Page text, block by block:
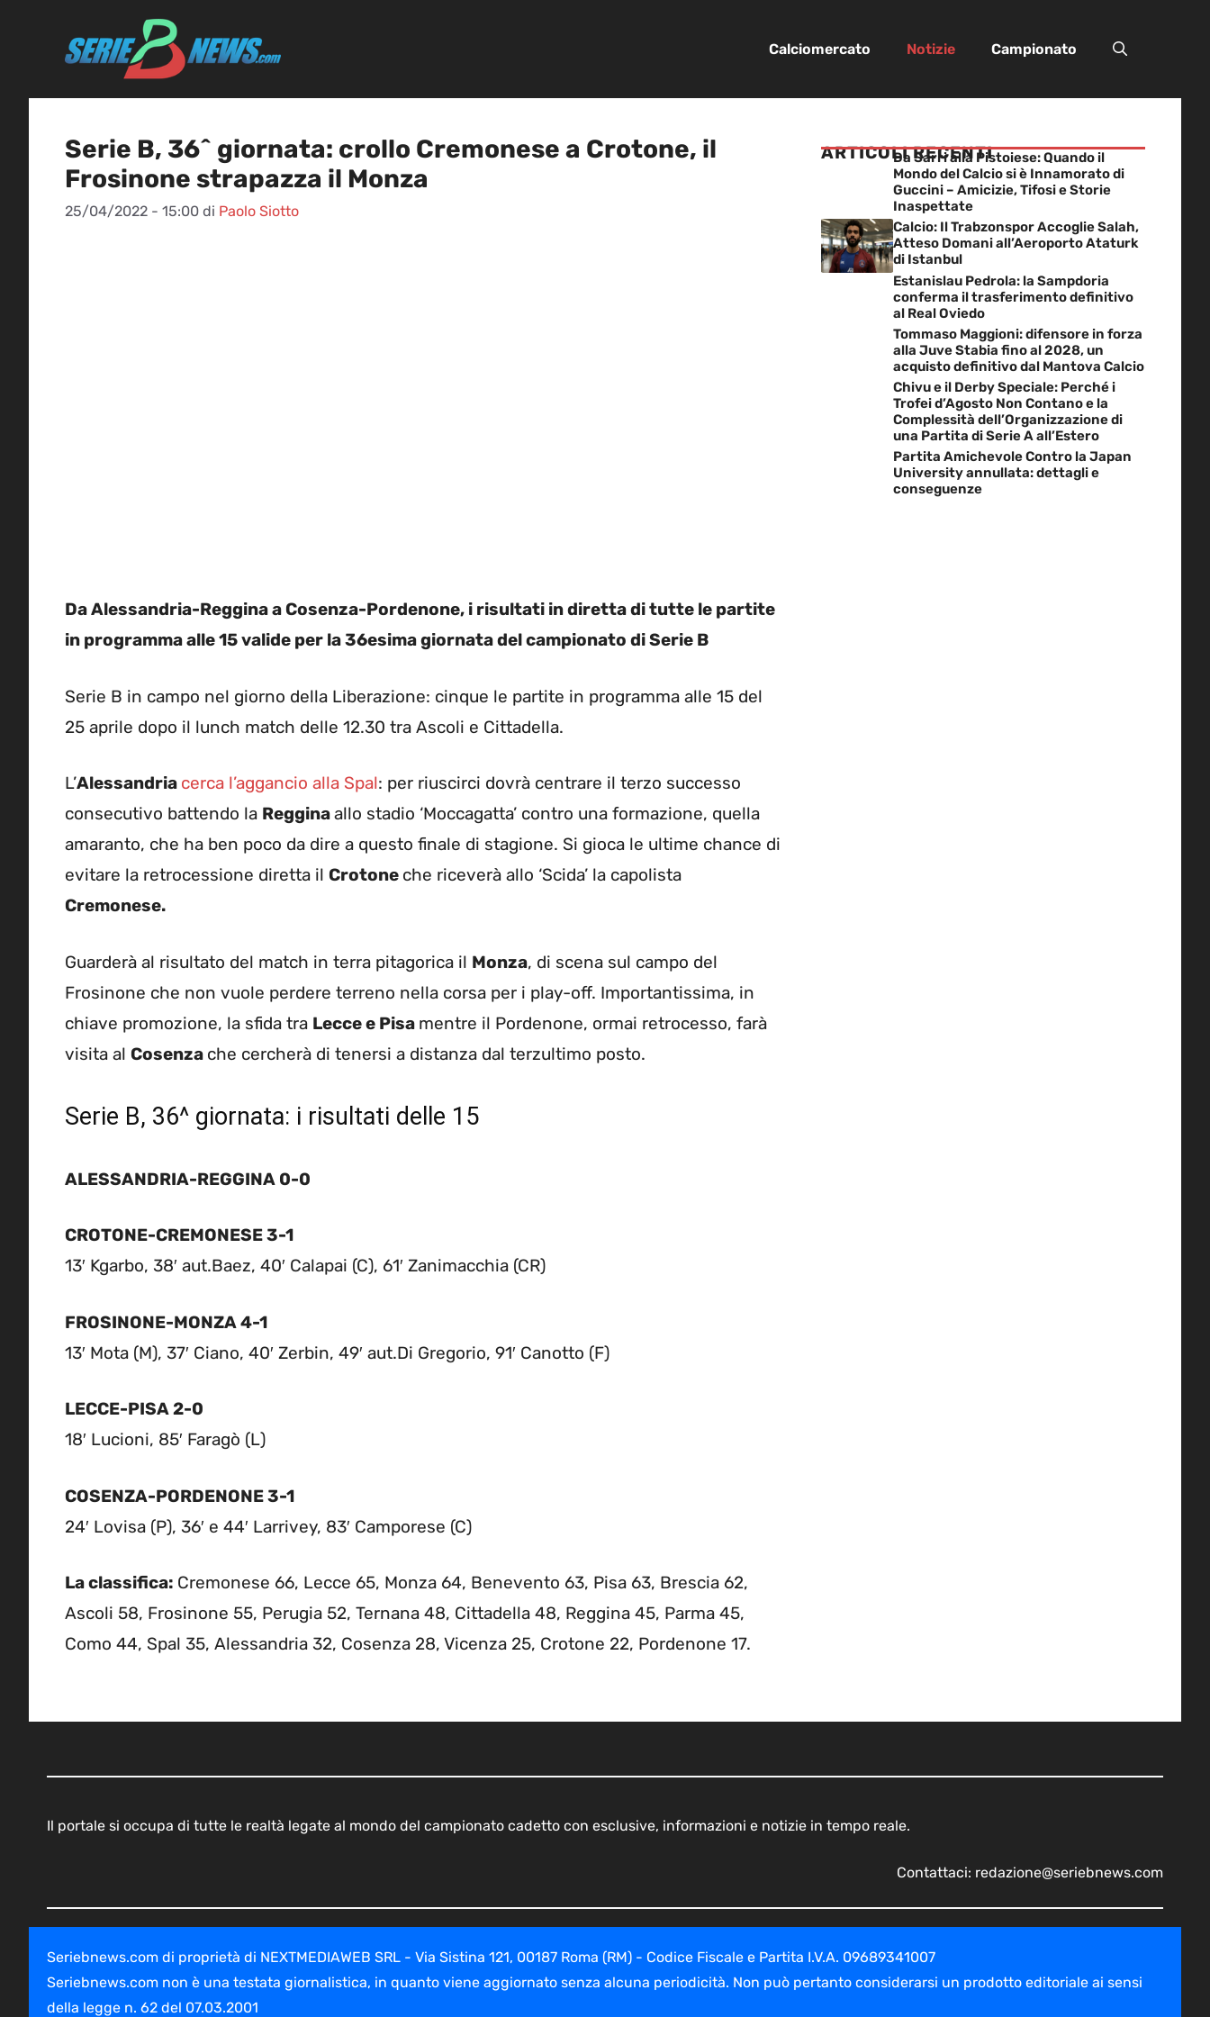
Calciomercato Notizie Campionato
Serie B, 36^ giornata: crollo Cremonese a Crotone, il
Frosinone strapazza il Monza
25/04/2022 - 15:00 di Paolo Siotto
Da Alessandria-Reggina a Cosenza-Pordenone, i risultati in diretta di tutte le partite
in programma alle 15 valide per la 36esima giornata del campionato di Serie B
Serie B in campo nel giorno della Liberazione: cinque le partite in programma alle 15 del
25 aprile dopo il lunch match delle 12.30 tra Ascoli e Cittadella.
L’Alessandria cerca l’aggancio alla Spal: per riuscirci dovrà centrare il terzo successo
consecutivo battendo la Regginaallo stadio ‘Moccagatta’ contro una formazione, quella
amaranto, che ha ben poco da dire a questo finale di stagione. Si gioca le ultime chance di
evitare la retrocessione diretta il Crotone che riceverà allo ‘Scida’ la capolista
Cremonese.
Guarderà al risultato del match in terra pitagorica il Monza, di scena sul campo del
Frosinone che non vuole perdere terreno nella corsa per i play-off. Importantissima, in
chiave promozione, la sfida tra Lecce e Pisa mentre il Pordenone, ormai retrocesso, farà
visita al Cosenza che cercherà di tenersi a distanza dal terzultimo posto.
Serie B, 36^ giornata: i risultati delle 15
ALESSANDRIA-REGGINA 0-0
CROTONE-CREMONESE 3-1
13′ Kgarbo, 38′ aut.Baez, 40′ Calapai (C), 61′ Zanimacchia (CR)
FROSINONE-MONZA 4-1
13′ Mota (M), 37′ Ciano, 40′ Zerbin, 49′ aut.Di Gregorio, 91′ Canotto (F)
LECCE-PISA 2-0
18′ Lucioni, 85′ Faragò (L)
COSENZA-PORDENONE 3-1
24′ Lovisa (P), 36′ e 44′ Larrivey, 83′ Camporese (C)
La classifica: Cremonese 66, Lecce 65, Monza 64, Benevento 63, Pisa 63, Brescia 62,
Ascoli 58, Frosinone 55, Perugia 52, Ternana 48, Cittadella 48, Reggina 45, Parma 45,
Como 44, Spal 35, Alessandria 32, Cosenza 28, Vicenza 25, Crotone 22, Pordenone 17.
ARTICOLI RECENTI
Da Sarri alla Pistoiese: Quando il
Mondo del Calcio si è Innamorato di
Guccini – Amicizie, Tifosi e Storie
Inaspettate
Calcio: Il Trabzonspor Accoglie Salah,
Atteso Domani all’Aeroporto Ataturk
di Istanbul
Estanislau Pedrola: la Sampdoria
conferma il trasferimento definitivo
al Real Oviedo
Tommaso Maggioni: difensore in forza
alla Juve Stabia fino al 2028, un
acquisto definitivo dal Mantova Calcio
Chivu e il Derby Speciale: Perché i
Trofei d’Agosto Non Contano e la
Complessità dell’Organizzazione di
una Partita di Serie A all’Estero
Partita Amichevole Contro la Japan
University annullata: dettagli e
conseguenze
Il portale si occupa di tutte le realtà legate al mondo del campionato cadetto con esclusive, informazioni e notizie in tempo reale.
Contattaci: redazione@seriebnews.com
Seriebnews.com di proprietà di NEXTMEDIAWEB SRL - Via Sistina 121, 00187 Roma (RM) - Codice Fiscale e Partita I.V.A. 09689341007
Seriebnews.com non è una testata giornalistica, in quanto viene aggiornato senza alcuna periodicità. Non può pertanto considerarsi un prodotto editoriale ai sensi
della legge n. 62 del 07.03.2001